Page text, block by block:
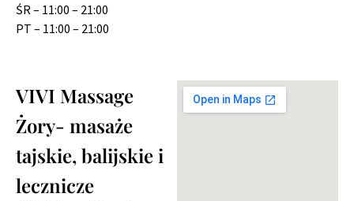
ŚR – 11:00 – 21:00
PT – 11:00 – 21:00
VIVI Massage
Żory- masaże
tajskie, balijskie i
lecznicze